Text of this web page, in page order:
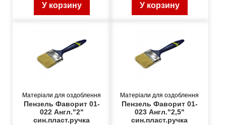
У корзину У корзину
Матеріали для оздоблення
Пензель Фаворит 01-
022 Англ."2"
син.пласт.ручка
Матеріали для оздоблення
Пензель Фаворит 01-
023 Англ."2,5"
син.пласт.ручка